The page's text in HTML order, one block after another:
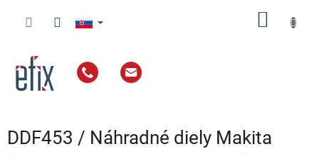
DDF453 / Náhradné diely Makita